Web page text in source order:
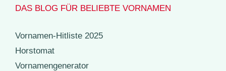
DAS BLOG FÜR BELIEBTE VORNAMEN
Vornamen-Hitliste 2025
Horstomat
Vornamengenerator